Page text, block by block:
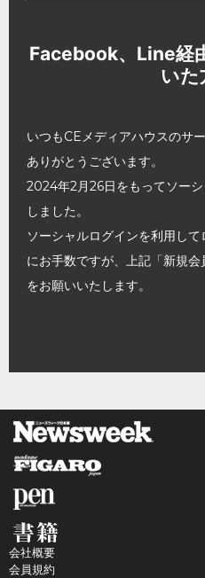
Facebook、Line経
いた
いつもCEメディアハウスのサ
ありがとうございます。
2024年2月26日をもってソー
しました。
ソーシャルログインを利用し
にお手数ですが、上記「新規
をお願いいたします。
会社概要
会員規約